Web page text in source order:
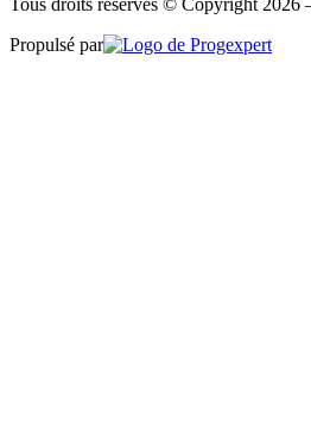
Propulsé par